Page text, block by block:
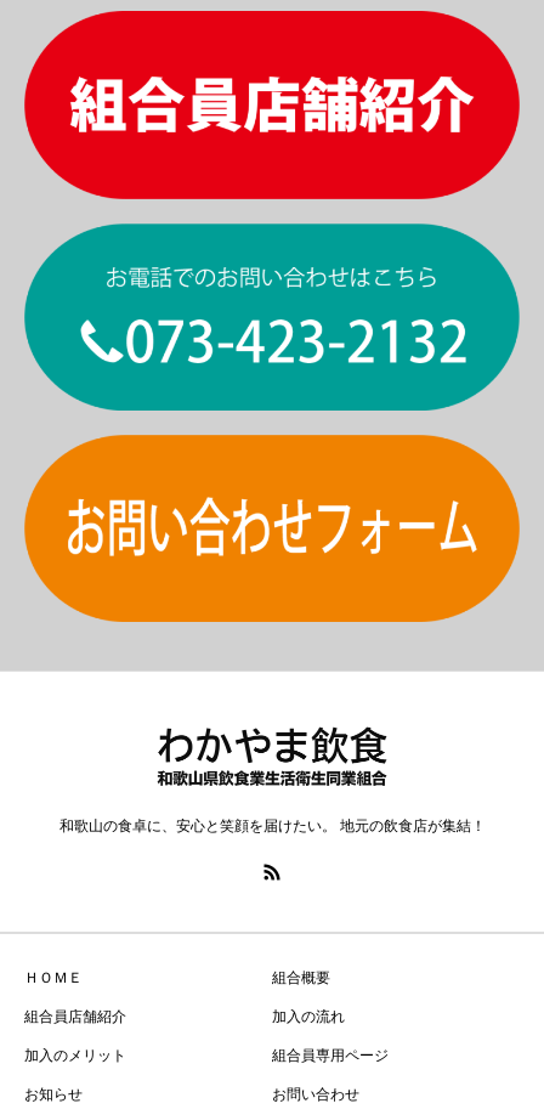
和歌山の食卓に、安心と笑顔を届けたい。 地元の飲食店が集結！
ＨＯＭＥ 組合概要
組合員店舗紹介 加入の流れ
加入のメリット 組合員専用ページ
お知らせ お問い合わせ